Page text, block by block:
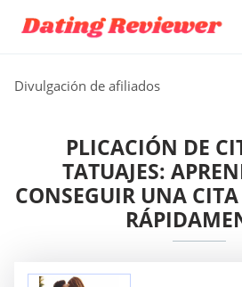
Divulgación de afiliados
PLICACIÓN DE
TATUAJES:
CONSEGUIR UNA